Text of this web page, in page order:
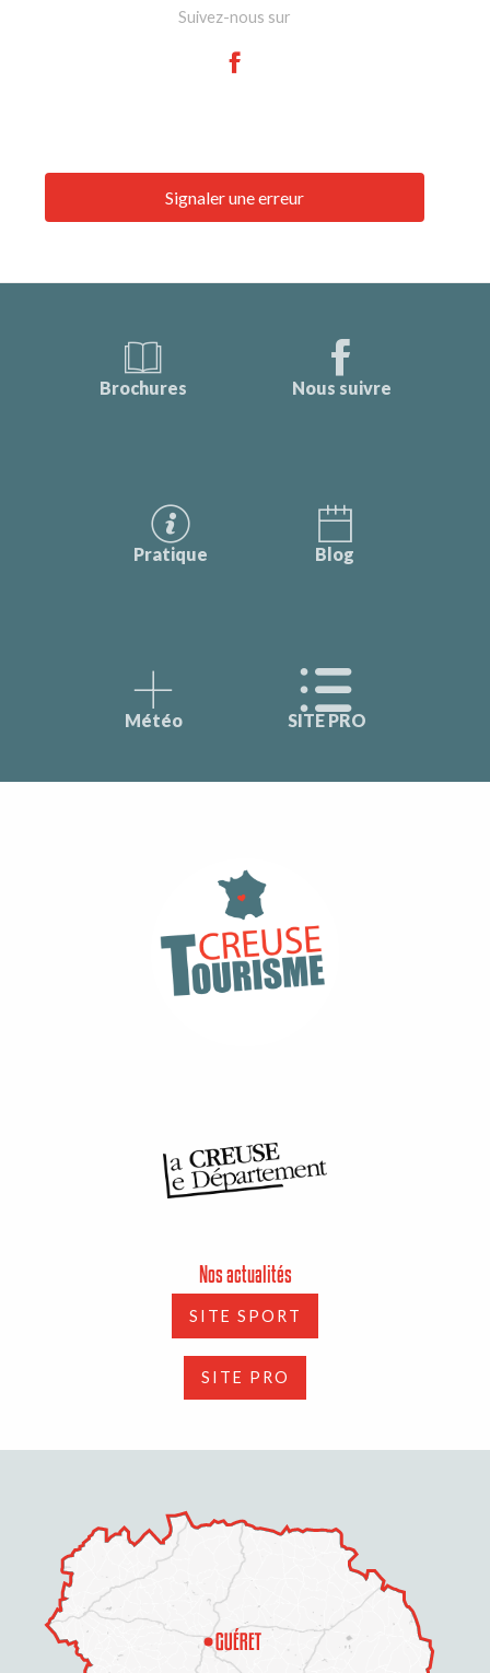
Suivez-nous sur
Signaler une erreur
Brochures Nous suivre
Pratique Blog
Météo SITE PRO
Nos actualités
SITE SPORT
SITE PRO